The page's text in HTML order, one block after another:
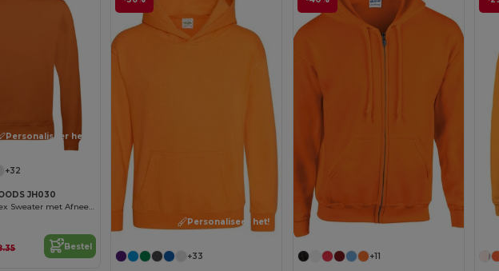
Personaliseer het!
+32
JH030
Veelzijdige Unisex Sweater met Afneembaar Label
Bestel
Personaliseer het!
+33 +11